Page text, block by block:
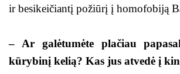
ir besikeičiantį požiūrį į homofobiją
– Ar galėtumėte plačiau
kūrybinį kelią? Kas jus atvedė į